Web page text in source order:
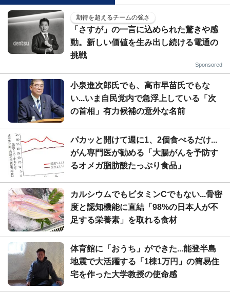
期待を超えるチームの強さ
「さすが」の一言に込められた驚きや感
動。新しい価値を生み出し続ける電通の
挑戦
Sponsored
小泉進次郎氏でも、高市早苗氏でもな
い...いま自民党内で急浮上している「次
の首相」有力候補の意外な名前
パカッと開けて週に1、2個食べるだけ...
がん専門医が勧める「大腸がんを予防す
るオメガ脂肪酸たっぷり食品」
カルシウムでもビタミンCでもない...骨密
度と認知機能に直結「98%の日本人が不
足する栄養素」を取れる食材
体育館に「おうち」ができた...能登半島
地震で大活躍する「1棟1万円」の簡易住
宅を作った大学教授の使命感